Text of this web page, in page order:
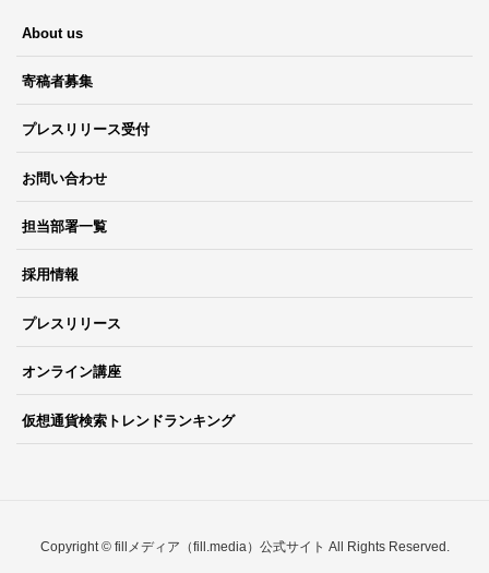
About us
寄稿者募集
プレスリリース受付
お問い合わせ
担当部署一覧
採用情報
プレスリリース
オンライン講座
仮想通貨検索トレンドランキング
Copyright © fillメディア（fill.media）公式サイト All Rights Reserved.